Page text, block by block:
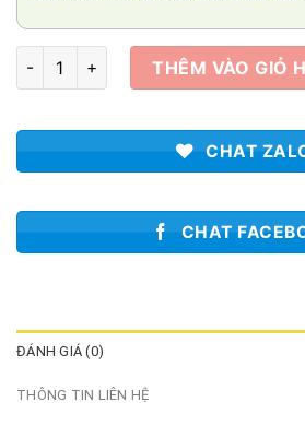
Giỏ hoa Tài cát 009 số lượng
THÊM VÀO GIỎ
CHAT
CHAT
ĐÁNH GIÁ (0)
THÔNG TIN LIÊN HỆ